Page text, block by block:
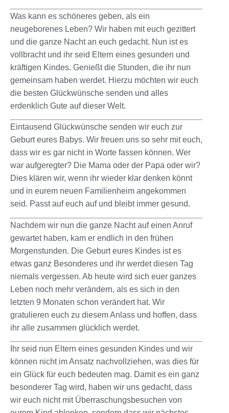
Was kann es schöneres geben, als ein
neugeborenes Leben? Wir haben mit euch gezittert
und die ganze Nacht an euch gedacht. Nun ist es
vollbracht und ihr seid Eltern eines gesunden und
kräftigen Kindes. Genießt die Stunden, die ihr nun
gemeinsam haben werdet. Hierzu möchten wir euch
die besten Glückwünsche senden und alles
erdenklich Gute auf dieser Welt.
Eintausend Glückwünsche senden wir euch zur
Geburt eures Babys. Wir freuen uns so sehr mit euch,
dass wir es gar nicht in Worte fassen können. Wer
war aufgeregter? Die Mama oder der Papa oder wir?
Dies klären wir, wenn ihr wieder klar denken könnt
und in eurem neuen Familienheim angekommen
seid. Passt auf euch auf und bleibt immer gesund.
Nachdem wir nun die ganze Nacht auf einen Anruf
gewartet haben, kam er endlich in den frühen
Morgenstunden. Die Geburt eures Kindes ist es
etwas ganz Besonderes und ihr werdet diesen Tag
niemals vergessen. Ab heute wird sich euer ganzes
Leben noch mehr verändern, als es sich in den
letzten 9 Monaten schon verändert hat. Wir
gratulieren euch zu diesem Anlass und hoffen, dass
ihr alle zusammen glücklich werdet.
Ihr seid nun Eltern eines gesunden Kindes und wir
können nicht im Ansatz nachvollziehen, was dies für
ein Glück für euch bedeuten mag. Damit es ein ganz
besonderer Tag wird, haben wir uns gedacht, dass
wir euch nicht mit Überraschungsbesuchen von